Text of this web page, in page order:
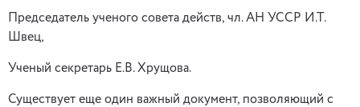
Председатель ученого совета действ, чл. АН УССР И.Т.
Швец,
Ученый секретарь Е.В. Хрущова.
Существует еще один важный документ, позволяющий с